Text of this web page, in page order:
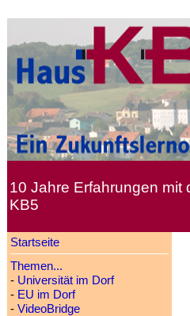
10 Jahre Erfahrungen mit
KB5
Startseite
Themen...
- Universität im Dorf
- EU im Dorf
- VideoBridge